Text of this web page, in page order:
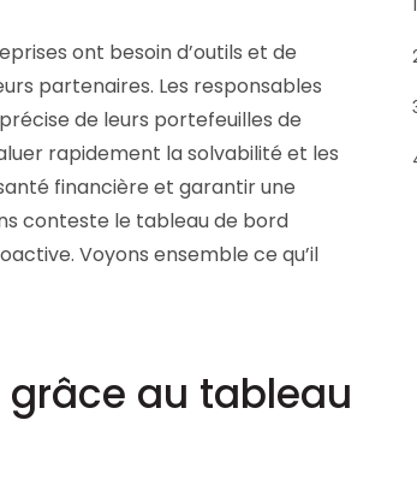
ont besoin d’outils et de
partenaires. Les responsables
de leurs portefeuilles de
rapidement la solvabilité et les
financière et garantir une
conteste le tableau de bord
Voyons ensemble ce qu’il
grâce au tableau